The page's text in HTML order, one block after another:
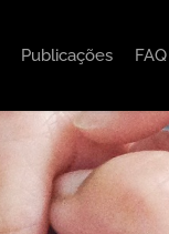
Publicações FAQ